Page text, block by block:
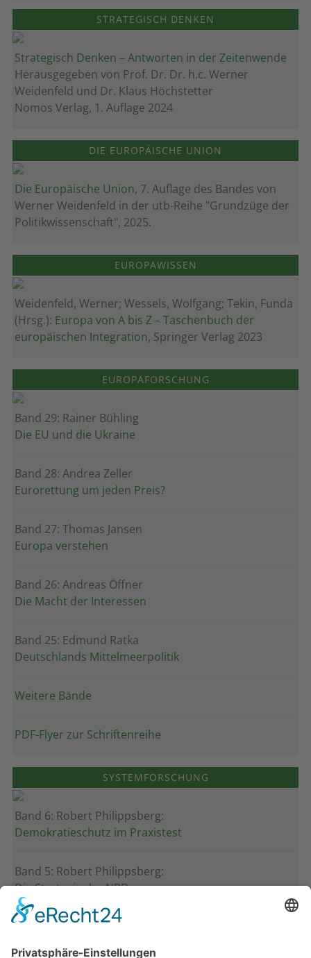
STRATEGISCH DENKEN
Strategisch Denken – Antworten in der Zeitenwende
Herausgegeben von Prof. Dr. Dr. h.c. Werner
Weidenfeld und Dr. Klaus Höchstetter
Nomos Verlag, 1. Auflage 2024
DIE EUROPÄISCHE UNION
Die Europäische Union, 7. Auflage des Bandes von
Werner Weidenfeld in der utb-Reihe "Grundzüge der
Politikwissenschaft", 2025.
EUROPAWISSEN
Weidenfeld, Werner; Wessels, Wolfgang; Tekin, Funda
(Hrsg.): Europa von A bis Z – Taschenbuch der
europäischen Integration, Springer Verlag 2023
EUROPAFORSCHUNG
Band 29: Rainer Bühling
Die EU und die Ukraine
Band 28: Andrea Zeller
Eurorettung um jeden Preis?
Band 27: Thomas Jansen
Europa verstehen
Band 26: Andreas Öffner
Die Macht der Interessen
Band 25: Edmund Ratka
Deutschlands Mittelmeerpolitik
Weitere Bände
PDF-Flyer zur Schriftenreihe
SYSTEMFORSCHUNG
Band 6: Robert Philippsberg:
Demokratieschutz im Praxistest
Band 5: Robert Philippsberg:
Die Strategie der NPD
Band 4: Uwe Wagschal (Hg.):